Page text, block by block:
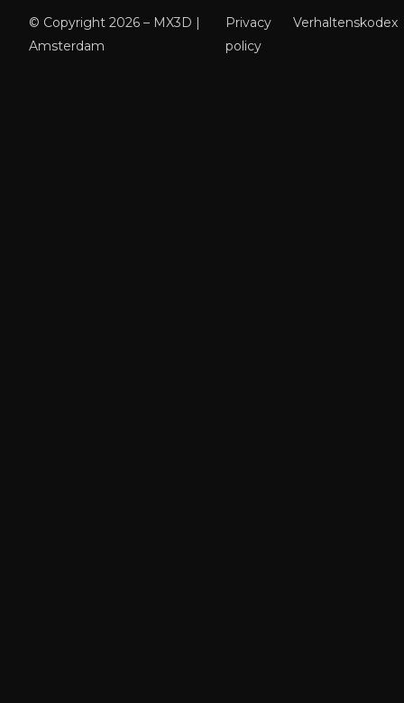
© Copyright 2026 – MX3D |
Amsterdam
Privacy
policy
Verhaltenskodex